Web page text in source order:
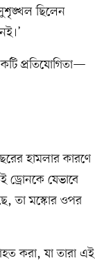
ছিলেন
প্রতিযোগিতা—
হামলার কারণে
ড্রোনকে যেভাবে
তা মস্কোর ওপর
করা, যা তারা এই